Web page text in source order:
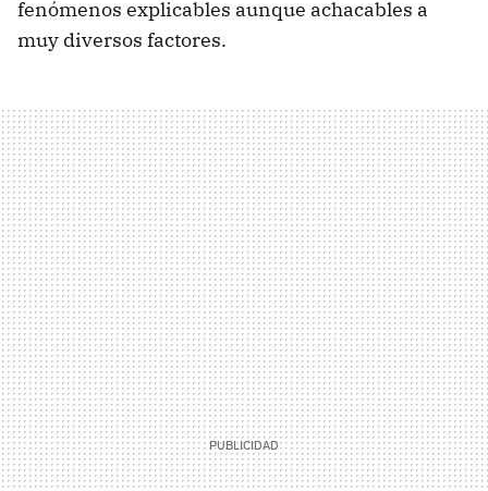
fenómenos explicables aunque achacables a
muy diversos factores.